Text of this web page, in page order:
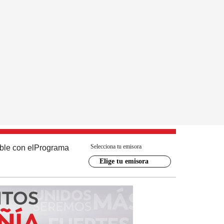
con el Programa Selecciona tu emisora
Elige tu emisora